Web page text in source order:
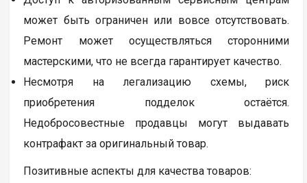
может быть ограничен или вовсе отсутствовать.
Ремонт может осуществляться сторонними
мастерскими, что не всегда гарантирует качество.
Несмотря на легализацию схемы, риск
приобретения подделок остаётся.
Недобросовестные продавцы могут выдавать
контрафакт за оригинальный товар.
Позитивные аспекты для качества товаров: